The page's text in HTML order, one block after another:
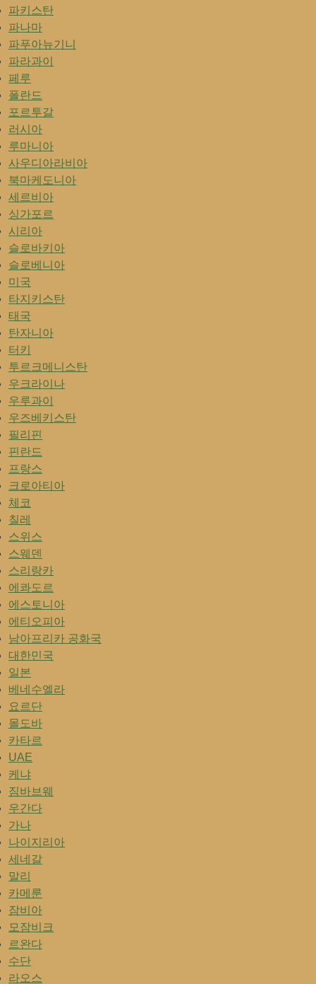
파키스탄
파나마
파푸아뉴기니
파라과이
페루
폴란드
포르투갈
러시아
루마니아
사우디아라비아
북마케도니아
세르비아
싱가포르
시리아
슬로바키아
슬로베니아
미국
타지키스탄
태국
탄자니아
터키
투르크메니스탄
우크라이나
우루과이
우즈베키스탄
필리핀
핀란드
프랑스
크로아티아
체코
칠레
스위스
스웨덴
스리랑카
에콰도르
에스토니아
에티오피아
남아프리카 공화국
대한민국
일본
베네수엘라
요르단
몰도바
카타르
UAE
케냐
짐바브웨
우간다
가나
나이지리아
세네갈
말리
카메룬
잠비아
모잠비크
르완다
수단
라오스